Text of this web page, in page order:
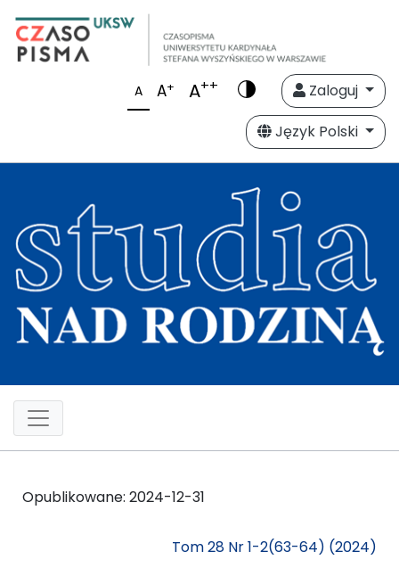
A A+ A++
Zaloguj
Język Polski
Opublikowane: 2024-12-31
Tom 28 Nr 1-2(63-64) (2024)